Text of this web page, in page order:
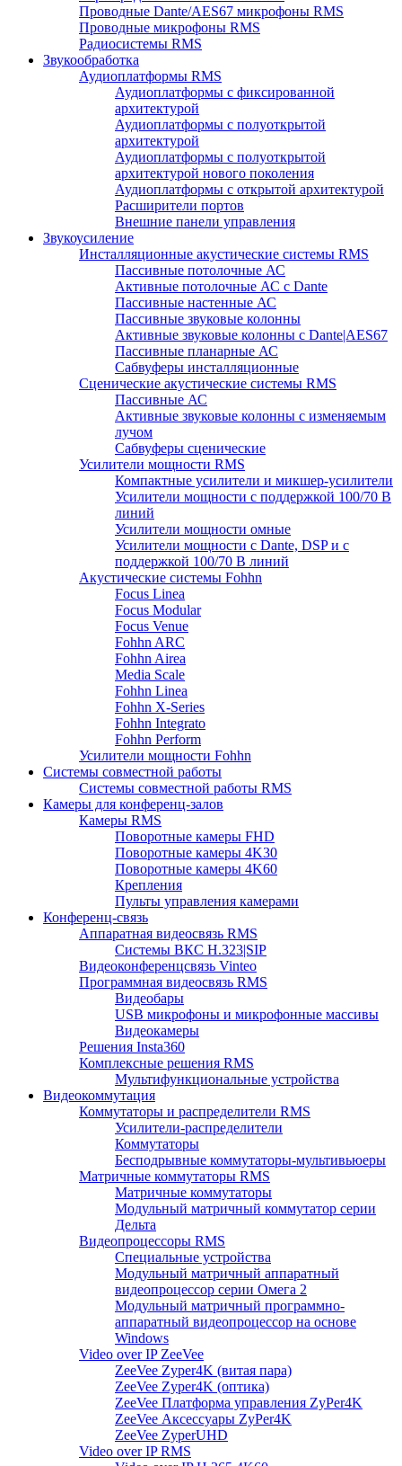
Проводные Dante/AES67 микрофоны RMS
Проводные микрофоны RMS
Радиосистемы RMS
Звукообработка
Аудиоплатформы RMS
Аудиоплатформы с фиксированной
архитектурой
Аудиоплатформы с полуоткрытой
архитектурой
Аудиоплатформы с полуоткрытой
архитектурой нового поколения
Аудиоплатформы с открытой архитектурой
Расширители портов
Внешние панели управления
Звукоусиление
Инсталляционные акустические системы RMS
Пассивные потолочные АС
Активные потолочные АС с Dante
Пассивные настенные АС
Пассивные звуковые колонны
Активные звуковые колонны с Dante|AES67
Пассивные планарные АС
Сабвуферы инсталляционные
Сценические акустические системы RMS
Пассивные АС
Активные звуковые колонны с изменяемым
лучом
Сабвуферы сценические
Усилители мощности RMS
Компактные усилители и микшер-усилители
Усилители мощности с поддержкой 100/70 В
линий
Усилители мощности омные
Усилители мощности с Dante, DSP и с
поддержкой 100/70 В линий
Акустические системы Fohhn
Focus Linea
Focus Modular
Focus Venue
Fohhn ARC
Fohhn Airea
Media Scale
Fohhn Linea
Fohhn X-Series
Fohhn Integrato
Fohhn Perform
Усилители мощности Fohhn
Системы совместной работы
Системы совместной работы RMS
Камеры для конференц-залов
Камеры RMS
Поворотные камеры FHD
Поворотные камеры 4K30
Поворотные камеры 4K60
Крепления
Пульты управления камерами
Конференц-связь
Аппаратная видеосвязь RMS
Системы ВКС H.323|SIP
Видеоконференцсвязь Vinteo
Программная видеосвязь RMS
Видеобары
USB микрофоны и микрофонные массивы
Видеокамеры
Решения Insta360
Комплексные решения RMS
Мультифункциональные устройства
Видеокоммутация
Коммутаторы и распределители RMS
Усилители-распределители
Коммутаторы
Бесподрывные коммутаторы-мультивьюеры
Матричные коммутаторы RMS
Матричные коммутаторы
Модульный матричный коммутатор серии
Дельта
Видеопроцессоры RMS
Специальные устройства
Модульный матричный аппаратный
видеопроцессор серии Омега 2
Модульный матричный программно-
аппаратный видеопроцессор на основе
Windows
Video over IP ZeeVee
ZeeVee Zyper4K (витая пара)
ZeeVee Zyper4K (оптика)
ZeeVee Платформа управления ZyPer4K
ZeeVee Аксессуары ZyPer4K
ZeeVee ZyperUHD
Video over IP RMS